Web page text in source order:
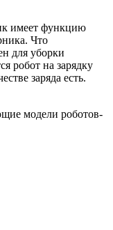
имеет функцию
Что
для уборки
робот на зарядку
заряда есть.
модели роботов-